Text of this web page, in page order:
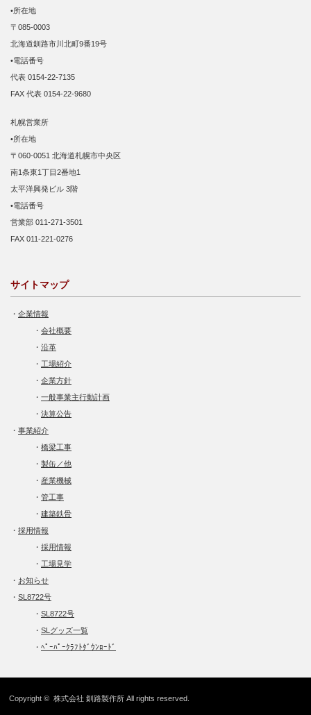
•所在地
〒085-0003
北海道釧路市川北町9番19号
•電話番号
代表 0154-22-7135
FAX 代表 0154-22-9680
札幌営業所
•所在地
〒060-0051 北海道札幌市中央区
南1条東1丁目2番地1
太平洋興発ビル 3階
•電話番号
営業部 011-271-3501
FAX 011-221-0276
サイトマップ
・ 企業情報
・ 会社概要
・ 沿革
・ 工場紹介
・ 企業方針
・ 一般事業主行動計画
・ 決算公告
・ 事業紹介
・ 橋梁工事
・ 製缶／他
・ 産業機械
・ 管工事
・ 建築鉄骨
・ 採用情報
・ 採用情報
・ 工場見学
・ お知らせ
・ SL8722号
・ SL8722号
・ SLグッズ一覧
・ ﾍﾟｰﾊﾟｰｸﾗﾌﾄﾀﾞｳﾝﾛｰﾄﾞ
Copyright ©株式会社 釧路製作所 All rights reserved.